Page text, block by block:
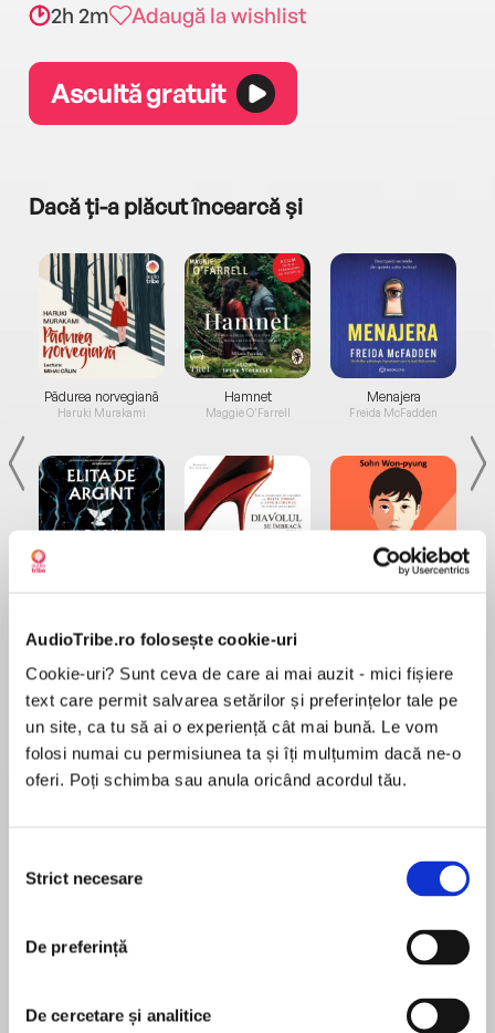
AudioTribe.ro folosește cookie-uri
Cookie-uri? Sunt ceva de care ai mai auzit - mici fișiere
text care permit salvarea setărilor și preferințelor tale pe
un site, ca tu să ai o experiență cât mai bună. Le vom
folosi numai cu permisiunea ta și îți mulțumim dacă ne-o
oferi. Poți schimba sau anula oricând acordul tău.
consimțământului
Strict necesare
De preferință
De cercetare și analitice
2h 2m Adaugă la wishlist
Ascultă gratuit
Dacă ți-a plăcut încearcă și
Pădurea norvegiană
Haruki Murakami
Hamnet
Maggie O'Farrell
Menajera
Freida McFadden
Desprecarte
Betsy hopes that whoever moves into the house
age. Her name is Tacy. She is very bashful, but
she likes to listen to Betsy's stories—wonderful
their own special secret.
when Betsy and Tacy weren't best friends.
În acest moment nu există recenzii
pentru această carte
Maud Hart Lovelace